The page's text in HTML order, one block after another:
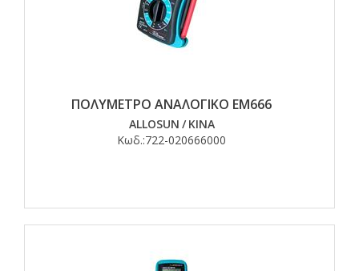
ΠΟΛΥΜΕΤΡΟ ΑΝΑΛΟΓΙΚΟ ΕΜ666
ALLOSUN / ΚΙΝΑ
Κωδ.:722-020666000